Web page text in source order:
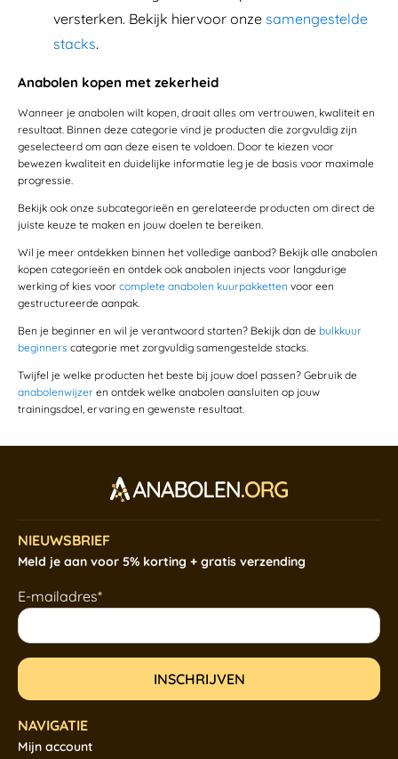
versterken. Bekijk hiervoor onze samengestelde
stacks.
Anabolen kopen met zekerheid
Wanneer je anabolen wilt kopen, draait alles om vertrouwen, kwaliteit en
resultaat. Binnen deze categorie vind je producten die zorgvuldig zijn
geselecteerd om aan deze eisen te voldoen. Door te kiezen voor
bewezen kwaliteit en duidelijke informatie leg je de basis voor maximale
progressie.
Bekijk ook onze subcategorieën en gerelateerde producten om direct de
juiste keuze te maken en jouw doelen te bereiken.
Wil je meer ontdekken binnen het volledige aanbod? Bekijk alle anabolen
kopen categorieën en ontdek ook anabolen injects voor langdurige
werking of kies voor complete anabolen kuurpakketten voor een
gestructureerde aanpak.
Ben je beginner en wil je verantwoord starten? Bekijk dan de bulkkuur
beginners categorie met zorgvuldig samengestelde stacks.
Twijfel je welke producten het beste bij jouw doel passen? Gebruik de
anabolenwijzer en ontdek welke anabolen aansluiten op jouw
trainingsdoel, ervaring en gewenste resultaat.
NIEUWSBRIEF
Meld je aan voor 5% korting + gratis verzending
E-mailadres*
NAVIGATIE
Mijn account